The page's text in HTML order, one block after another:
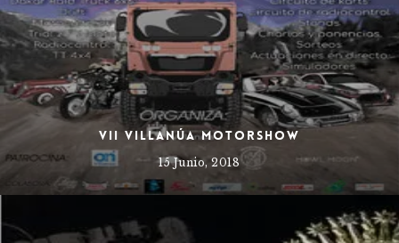
VII Villanúa MotorShow
15 Junio, 2018